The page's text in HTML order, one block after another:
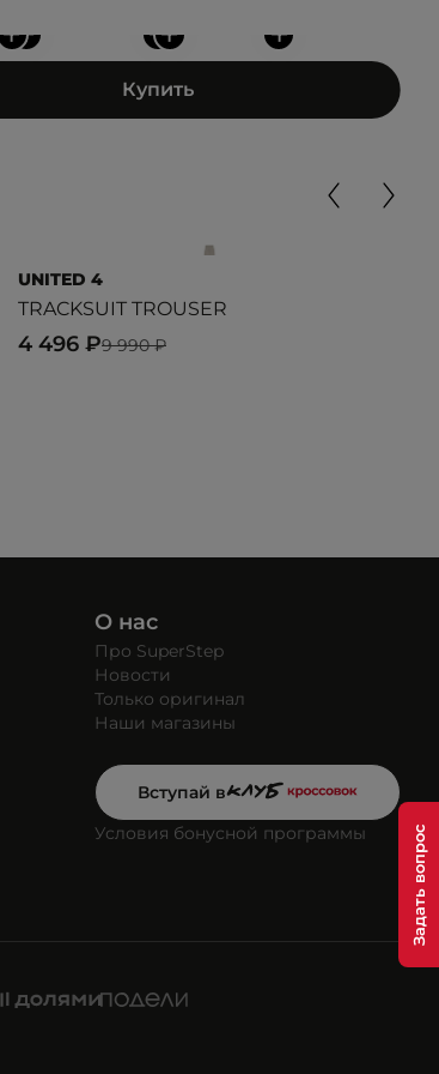
+
+ + +
+
Купить
UNITED 4
TRACKSUIT TROUSER
9 990 ₽
4 496 ₽
О нас
Про SuperStep
Новости
Только оригинал
Наши магазины
Вступай в
Условия бонусной программы